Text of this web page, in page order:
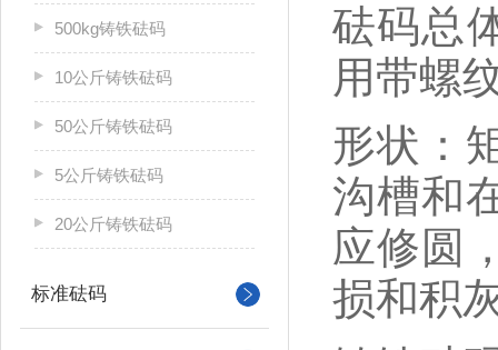
500kg铸铁砝码
10公斤铸铁砝码
50公斤铸铁砝码
5公斤铸铁砝码
20公斤铸铁砝码
标准砝码
砝码总
用带螺
形状：
沟槽和
应修圆
损和积